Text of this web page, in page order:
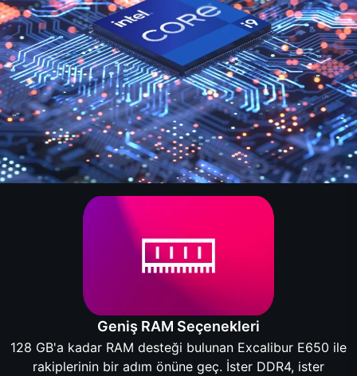
Geniş RAM Seçenekleri
128 GB'a kadar RAM desteği bulunan Excalibur E650 ile
rakiplerinin bir adım önüne geç. İster DDR4, ister